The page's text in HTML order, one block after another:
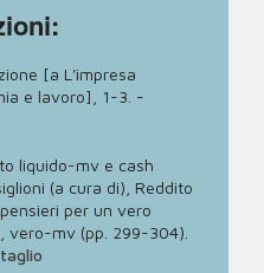
[a L'impresa
e lavoro], 1-3. -
liquido-mv e cash
(a cura di), Reddito
per un vero
vero-mv (pp. 299-304).